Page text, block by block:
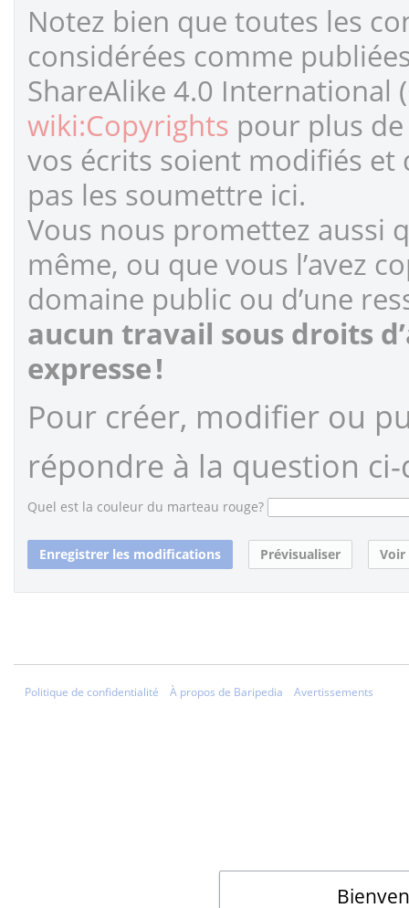
Notez bien que toutes les
considérées comme
ShareAlike 4.0 International
wiki:Copyrights pour plus
vos écrits soient modifiés
pas les soumettre ici.
Vous nous promettez aussi
même, ou que vous l’avez
domaine public ou d’une
aucun travail sous droits
expresse !
Pour créer, modifier ou
répondre à la question ci-
Quel est la couleur du marteau rouge?
Politique de confidentialité À propos de Baripedia Avertissements